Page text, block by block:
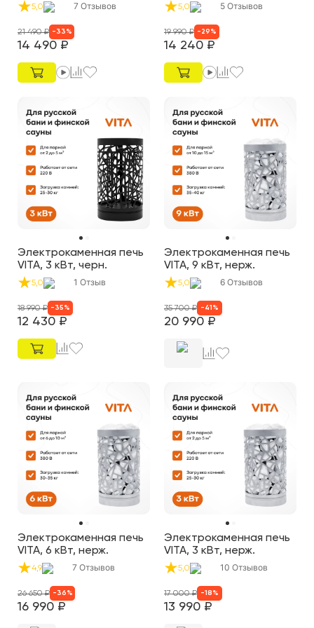
5,0 7 Отзывов
14 490 ₽
21 490₽ - 33 %
5,0 5 Отзывов
14 240 ₽
19 990₽ - 29 %
Электрокаменная печь
VITA, 3 кВт, черн.
5,0 1 Отзыв
12 430 ₽
18 990₽ - 35 %
Электрокаменная печь
VITA, 9 кВт, нерж.
5,0 6 Отзывов
20 990 ₽
35 700₽ - 41 %
Электрокаменная печь
VITA, 6 кВт, нерж.
4,9 7 Отзывов
16 990 ₽
26 650₽ - 36 %
Электрокаменная печь
VITA, 3 кВт, нерж.
5,0 10 Отзывов
13 990 ₽
17 000₽ -18 %